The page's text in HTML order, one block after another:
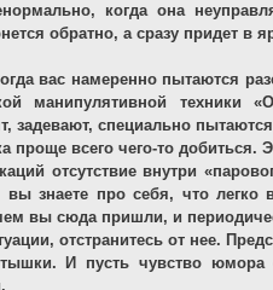
когда она
обратно, а сразу придет в
вас намеренно пытаются
манипулятивной
задевают, специально
проще всего чего-то
отсутствие внутри
знаете про себя, что
вы сюда пришли, и
отстранитесь от нее.
И пусть чувство